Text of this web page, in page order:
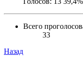
Всего
33
Назад